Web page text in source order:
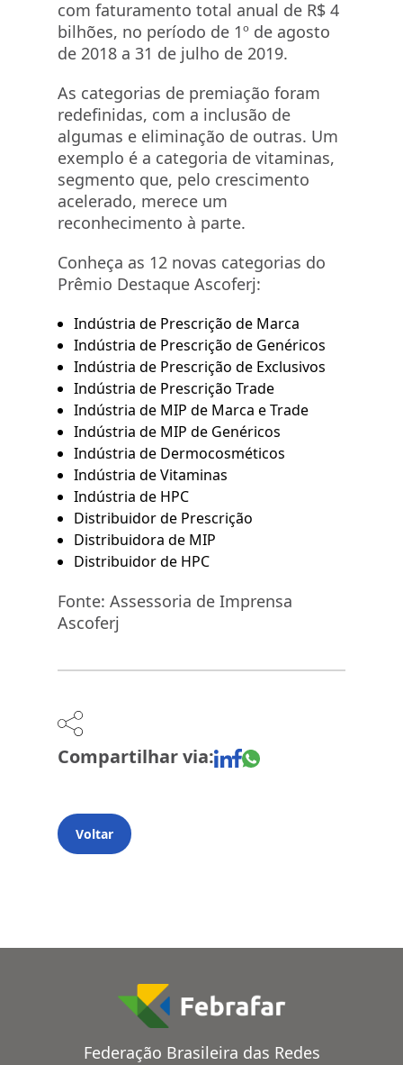
com faturamento total anual de R$ 4
bilhões, no período de 1º de agosto
de 2018 a 31 de julho de 2019.
As categorias de premiação foram
redefinidas, com a inclusão de
algumas e eliminação de outras. Um
exemplo é a categoria de vitaminas,
segmento que, pelo crescimento
acelerado, merece um
reconhecimento à parte.
Conheça as 12 novas categorias do
Prêmio Destaque Ascoferj:
Indústria de Prescrição de Marca
Indústria de Prescrição de Genéricos
Indústria de Prescrição de Exclusivos
Indústria de Prescrição Trade
Indústria de MIP de Marca e Trade
Indústria de MIP de Genéricos
Indústria de Dermocosméticos
Indústria de Vitaminas
Indústria de HPC
Distribuidor de Prescrição
Distribuidora de MIP
Distribuidor de HPC
Fonte: Assessoria de Imprensa
Ascoferj
Compartilhar via:
Voltar
Federação Brasileira das Redes